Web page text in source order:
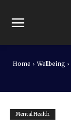
Home Wellbeing
Mental Health